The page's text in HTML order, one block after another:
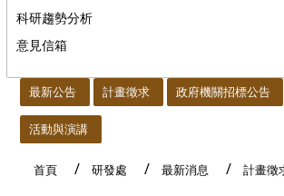
科研趨勢分析
意見信箱
最新公告 計畫徵求 政府機關招標公告
活動與演講
首頁 研發處 最新消息 計畫徵